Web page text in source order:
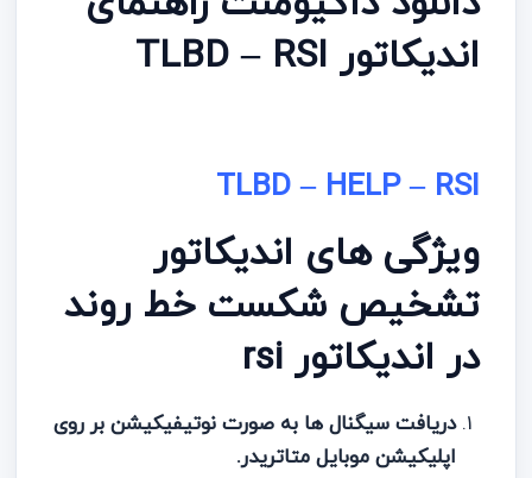
اندیکاتور TLBD – RSI
TLBD – HELP – RSI
ویژگی های اندیکاتور
تشخیص شکست خط روند
در اندیکاتور rsi
دریافت سیگنال ها به صورت نوتیفیکیشن بر روی
اپلیکیشن موبایل متاتریدر.